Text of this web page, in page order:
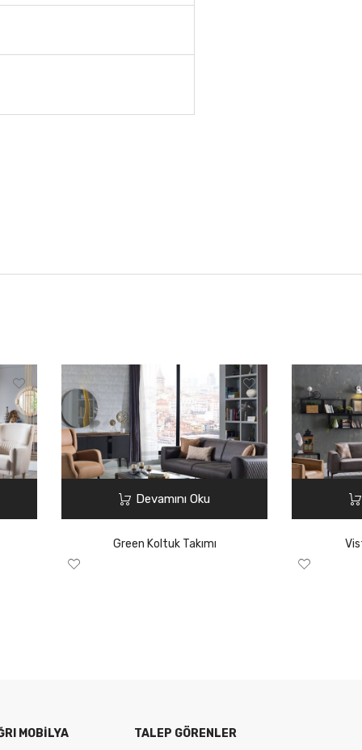
Devamını Oku
Green Koltuk Takımı
MOBILYA TALEP GÖRENLER